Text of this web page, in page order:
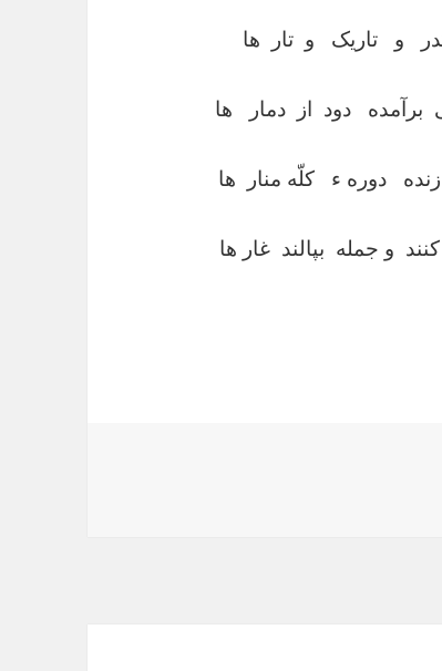
و تاریک و تار ها
دود از دمار ها
دوره ء کلّه منار ها
و جمله بپالند غار ها